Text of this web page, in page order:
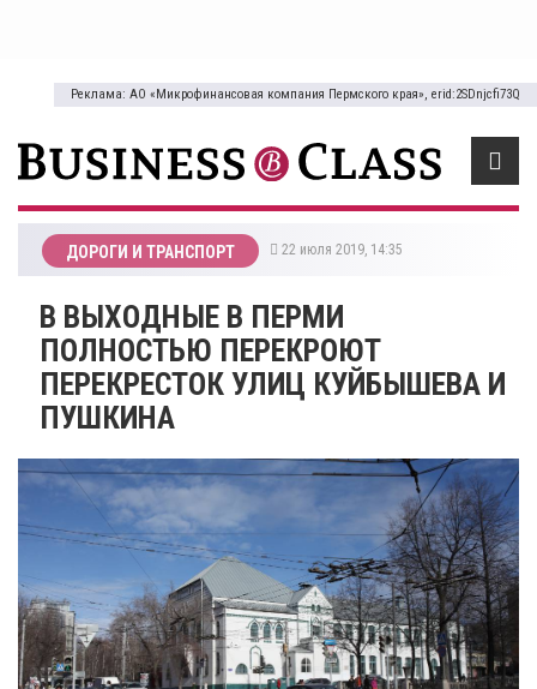
Реклама: АО «Микрофинансовая компания Пермского края», erid:2SDnjcfi73Q
ДОРОГИ И ТРАНСПОРТ 22 июля 2019, 14:35
В ВЫХОДНЫЕ В ПЕРМИ
ПОЛНОСТЬЮ ПЕРЕКРОЮТ
ПЕРЕКРЕСТОК УЛИЦ КУЙБЫШЕВА И
ПУШКИНА